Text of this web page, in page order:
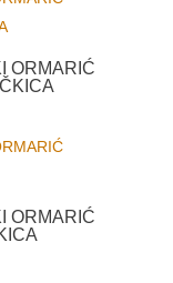
ORMARIĆ
ORMARIĆ